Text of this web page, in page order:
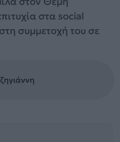
στα social
συμμετοχή του σε